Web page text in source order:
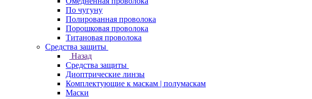
По чугуну
Полированная проволока
Порошковая проволока
Титановая проволока
Средства защиты
Назад
Средства защиты
Диоптрические линзы
Комплектующие к маскам | полумаскам
Маски